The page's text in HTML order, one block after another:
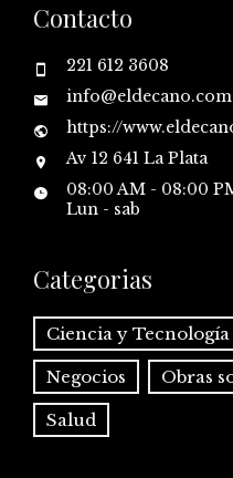
Contacto
221 612 3608
https://
Av 12 641 La Plata
08:00 AM - 08:00
Lun - sab
Categorias
Ciencia y Tecnología
Negocios Obras
Salud